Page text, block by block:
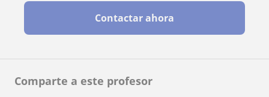
Comparte a este profesor
Contactar ahora